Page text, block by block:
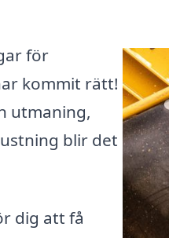
för
kommit rätt!
utmaning,
blir det
dig att få